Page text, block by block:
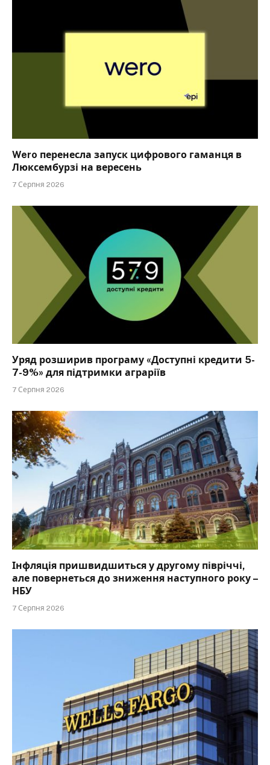
Wero перенесла запуск цифрового гаманця в
Люксембурзі на вересень
7 Серпня 2026
Уряд розширив програму «Доступні кредити 5-
7-9%» для підтримки аграріїв
7 Серпня 2026
Інфляція пришвидшиться у другому півріччі,
але повернеться до зниження наступного року –
НБУ
7 Серпня 2026